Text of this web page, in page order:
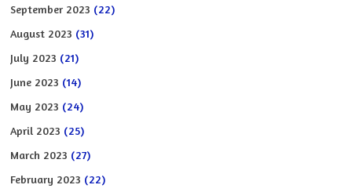
September 2023 (22)
August 2023 (31)
July 2023 (21)
June 2023 (14)
May 2023 (24)
April 2023 (25)
March 2023 (27)
February 2023 (22)